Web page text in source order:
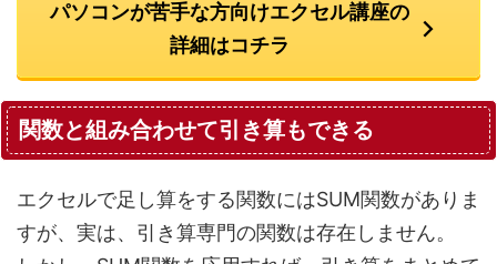
パソコンが苦手な方向けエクセル講座の
詳細はコチラ
関数と組み合わせて引き算もできる
エクセルで足し算をする関数にはSUM関数がありま
すが、実は、引き算専門の関数は存在しません。